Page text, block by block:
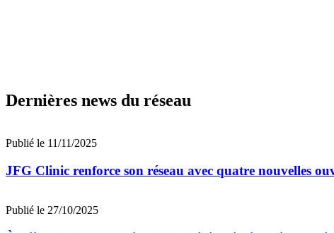
Dernières news du réseau
Publié le 11/11/2025
JFG Clinic renforce son réseau avec quatre nouvelles
Publié le 27/10/2025